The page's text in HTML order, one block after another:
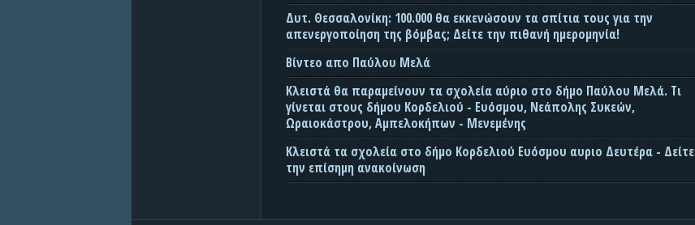
Δυτ. Θεσσαλονίκη: 100.000 θα εκκενώσουν τα σπίτια τους για την
απενεργοποίηση της βόμβας; Δείτε την πιθανή ημερομηνία!
Βίντεο απο Παύλου Μελά
Κλειστά θα παραμείνουν τα σχολεία αύριο στο δήμο Παύλου Μελά. Τι
γίνεται στους δήμου Κορδελιού - Ευόσμου, Νεάπολης Συκεών,
Ωραιοκάστρου, Αμπελοκήπων - Μενεμένης
Κλειστά τα σχολεία στο δήμο Κορδελιού Ευόσμου αυριο Δευτέρα - Δείτε
την επίσημη ανακοίνωση